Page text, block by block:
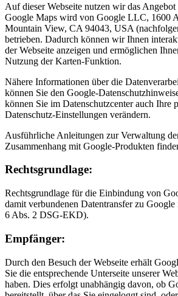
Auf dieser Webseite nutzen wir das
Google Maps wird von Google LLC, 1600
Mountain View, CA 94043, USA
betrieben. Dadurch können wir Ihnen
der Webseite anzeigen und ermöglichen
Nutzung der Karten-Funktion.
Nähere Informationen über die
können Sie den Google-
können Sie im Datenschutzcenter auch Ihre
Datenschutz-Einstellungen verändern.
Ausführliche Anleitungen zur Verwaltung
Zusammenhang mit Google-Produkten
Rechtsgrundlage:
Rechtsgrundlage für die Einbindung von
damit verbundenen Datentransfer zu
6 Abs. 2 DSG-EKD).
Empfänger:
Durch den Besuch der Webseite erhält
Sie die entsprechende Unterseite unserer
haben. Dies erfolgt unabhängig davon, ob